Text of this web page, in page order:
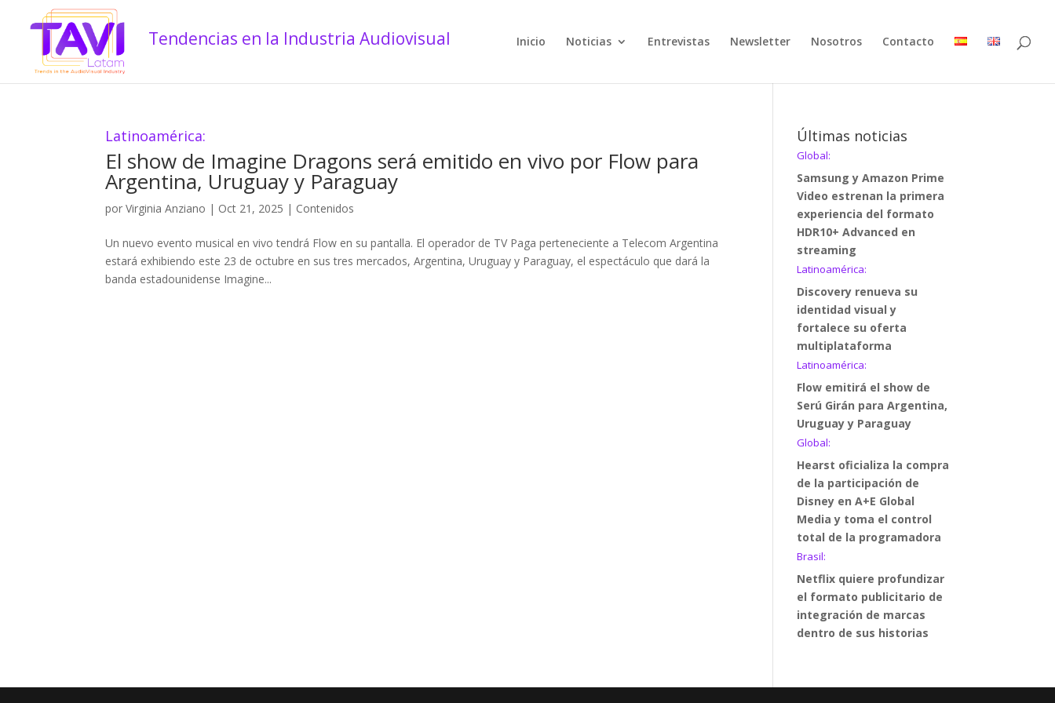
Inicio Noticias Entrevistas Newsletter Nosotros Contacto
Latinoamérica:
El show de Imagine Dragons será emitido en vivo por Flow para
Argentina, Uruguay y Paraguay
porVirginia Anziano | Oct 21, 2025 | Contenidos
Un nuevo evento musical en vivo tendrá Flow en su pantalla. El operador de TV Paga perteneciente a Telecom Argentina
estará exhibiendo este 23 de octubre en sus tres mercados, Argentina, Uruguay y Paraguay, el espectáculo que dará la
banda estadounidense Imagine...
Últimas noticias
Global:
Samsung y Amazon Prime
Video estrenan la primera
experiencia del formato
HDR10+ Advanced en
streaming
Latinoamérica:
Discovery renueva su
identidad visual y
fortalece su oferta
multiplataforma
Latinoamérica:
Flow emitirá el show de
Serú Girán para Argentina,
Uruguay y Paraguay
Global:
Hearst oficializa la compra
de la participación de
Disney en A+E Global
Media y toma el control
total de la programadora
Brasil:
Netflix quiere profundizar
el formato publicitario de
integración de marcas
dentro de sus historias